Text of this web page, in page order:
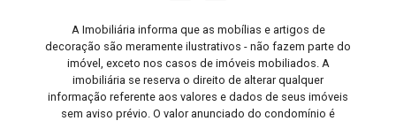
A Imobiliária informa que as mobílias e artigos de
decoração são meramente ilustrativos - não fazem parte do
imóvel, exceto nos casos de imóveis mobiliados. A
imobiliária se reserva o direito de alterar qualquer
informação referente aos valores e dados de seus imóveis
sem aviso prévio. O valor anunciado do condomínio é